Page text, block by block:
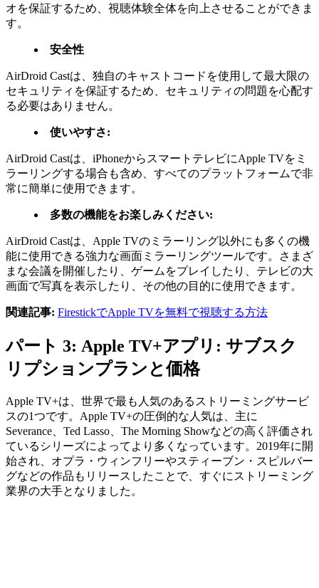
オを保証するため、視聴体験全体を向上させることができま
す。
安全性
AirDroid Castは、独自のキャストコードを使用して最大限の
セキュリティを保証するため、セキュリティの問題を心配す
る必要はありません。
使いやすさ:
AirDroid Castは、iPhoneからスマートテレビにApple TVをミ
ラーリングする場合も含め、すべてのプラットフォームで非
常に簡単に使用できます。
多数の機能をお楽しみください:
AirDroid Castは、Apple TVのミラーリング以外にも多くの機
能に使用できる強力な画面ミラーリングツールです。さまざ
まな会議を開催したり、ゲームをプレイしたり、テレビの大
画面で写真を表示したり、その他の目的に使用できます。
関連記事: FirestickでApple TVを無料で視聴する方法
パート 3: Apple TV+アプリ: サブスク
リプションプランと価格
Apple TV+は、世界で最も人気のあるストリーミングサービ
スの1つです。Apple TV+の圧倒的な人気は、主に
Severance、Ted Lasso、The Morning Showなどの高く評価され
ているシリーズによってより多くなっています。2019年に開
始され、オプラ・ウィンフリーやスティーブン・スピルバー
グなどの作品もリリースしたことで、すぐにストリーミング
業界の大手となりました。